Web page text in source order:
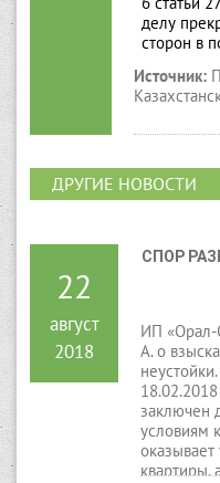
делу
сторон в
Источник:
ДРУГИЕ НОВОСТИ
22
август
2018
СПОР
ИП «Орал-
А. о
заключен
условиям
оказывает
квартиры,